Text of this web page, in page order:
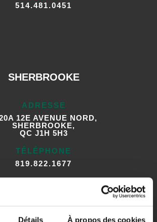
Détails À propos des cookies
514.481.0451
SHERBROOKE
ADRESSE
12E AVENUE NORD,
SHERBROOKE,
QC J1H 5H3
TÉLÉPHONE
819.822.1677